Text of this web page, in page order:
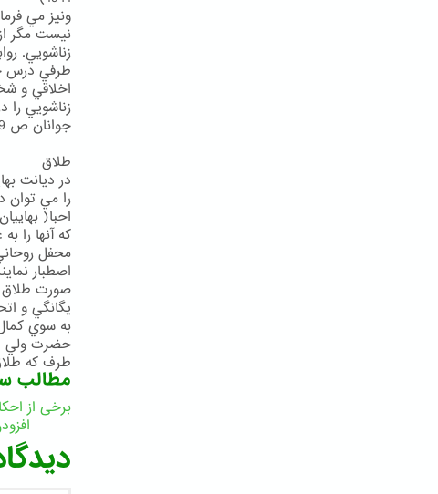
ونيز مي
نيست مگر
زناشويي.
طرفي درس
اخلاقي و
زناشويي
جوانان ص 179 توقيع 13 دسامبر 1940)
طلاق
در ديانت
را مي توان
احبا(
كه آنها را
محفل
اصطبار
صورت طلاق
يگانگي و
به سوي كمال ص 187) و (ص174كتاب
حضرت ولي
طرف كه طلاق را
مطالب
برخی از